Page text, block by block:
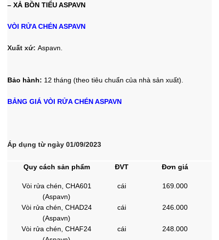
– XẢ BỒN TIỂU ASPAVN
VÒI RỬA CHÉN ASPAVN
Xuất xứ: Aspavn.
Bảo hành: 12 tháng (theo tiêu chuẩn của nhà sản xuất).
BẢNG GIÁ VÒI RỬA CHÉN ASPAVN
Áp dụng từ ngày 01/09/2023
Quy cách sản phẩm ĐVT Đơn giá
Vòi rửa chén, CHA601
(Aspavn)
cái 169.000
Vòi rửa chén, CHAD24
(Aspavn)
cái 246.000
Vòi rửa chén, CHAF24
cái 248.000